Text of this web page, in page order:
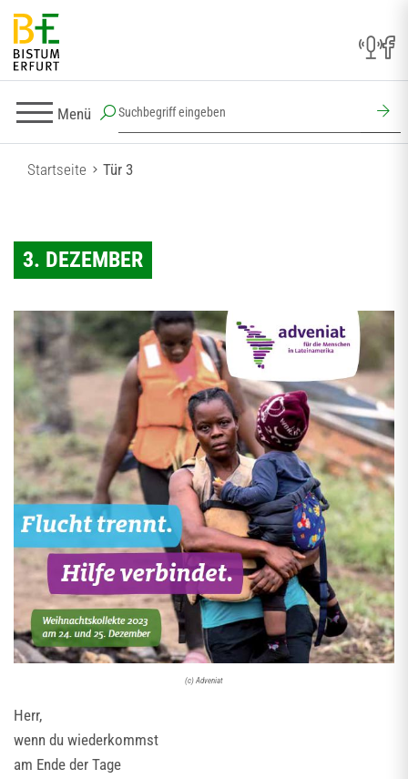
Menü
Startseite Tür 3
3. DEZEMBER
(c) Adveniat
Herr,
wenn du wiederkommst
am Ende der Tage